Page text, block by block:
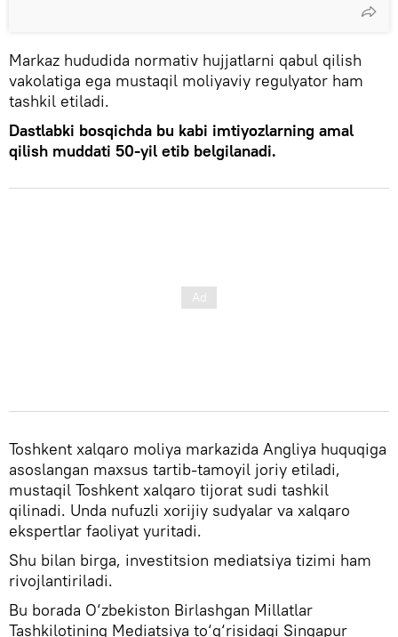
Markaz hududida normativ hujjatlarni qabul qilish
vakolatiga ega mustaqil moliyaviy regulyator ham
tashkil etiladi.
Dastlabki bosqichda bu kabi imtiyozlarning amal
qilish muddati 50-yil etib belgilanadi.
Toshkent xalqaro moliya markazida Angliya huquqiga
asoslangan maxsus tartib-tamoyil joriy etiladi,
mustaqil Toshkent xalqaro tijorat sudi tashkil
qilinadi. Unda nufuzli xorijiy sudyalar va xalqaro
ekspertlar faoliyat yuritadi.
Shu bilan birga, investitsion mediatsiya tizimi ham
rivojlantiriladi.
Bu borada O‘zbekiston Birlashgan Millatlar
Tashkilotining Mediatsiya to‘g‘risidagi Singapur